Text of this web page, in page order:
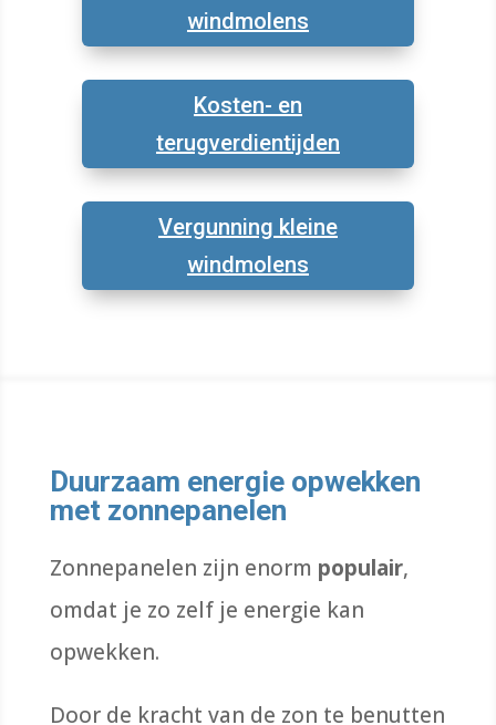
windmolens
Kosten- en
terugverdientijden
Vergunning kleine
windmolens
Duurzaam energie opwekken
met zonnepanelen
Zonnepanelen zijn enorm populair,
omdat je zo zelf je energie kan
opwekken.
Door de kracht van de zon te benutten